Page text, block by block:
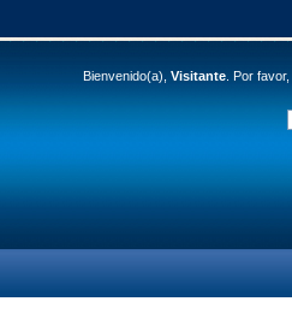
Bienvenido(a), Visitante. Por favor,